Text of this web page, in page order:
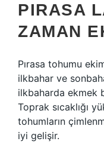
PIRASA
ZAMAN
Pırasa tohumu
ilkbahar ve
ilkbaharda ekmek
Toprak sıcaklığı
tohumların
iyi gelişir.